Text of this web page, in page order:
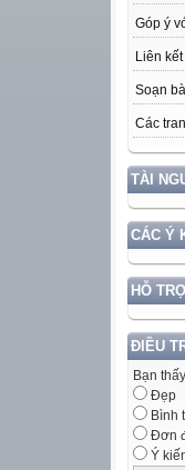
Góp ý
Liên
Soạn
Các
TÀI
CÁC Ý
HỖ
ĐIỀU
Bạn
Đẹp
Bình
Đơn
Ý